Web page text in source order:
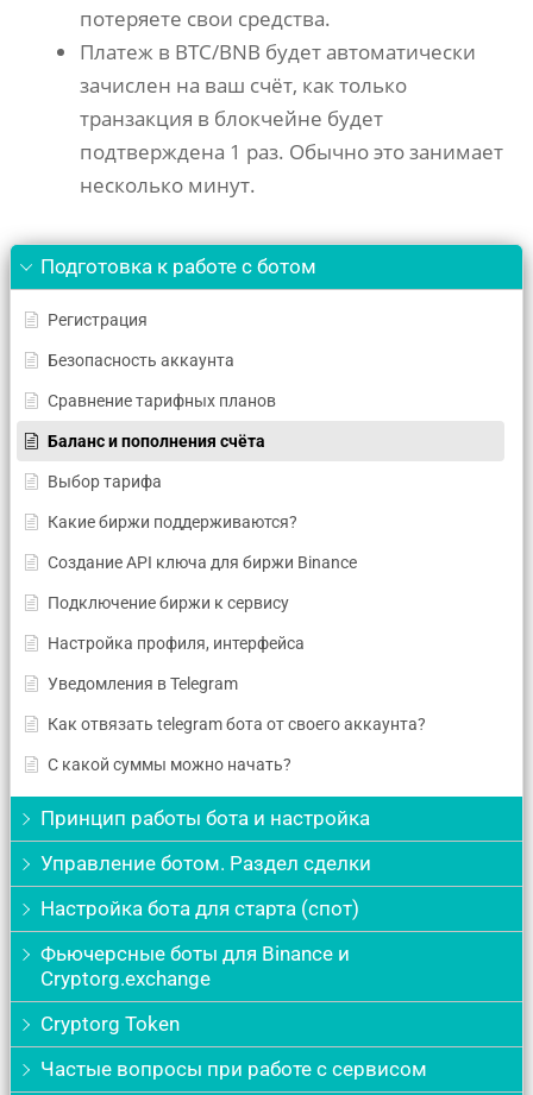
потеряете свои средства.
Платеж в BTC/BNB будет автоматически
зачислен на ваш счёт, как только
транзакция в блокчейне будет
подтверждена 1 раз. Обычно это занимает
несколько минут.
Подготовка к работе с ботом
Регистрация
Безопасность аккаунта
Сравнение тарифных планов
Баланс и пополнения счёта
Выбор тарифа
Какие биржи поддерживаются?
Создание API ключа для биржи Binance
Подключение биржи к сервису
Настройка профиля, интерфейса
Уведомления в Telegram
Как отвязать telegram бота от своего аккаунта?
С какой суммы можно начать?
Принцип работы бота и настройка
Управление ботом. Раздел сделки
Настройка бота для старта (спот)
Фьючерсные боты для Binance и
Cryptorg.exchange
Cryptorg Token
Частые вопросы при работе с сервисом